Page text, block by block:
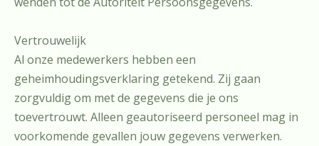
Vertrouwelijk
Al onze medewerkers hebben een
geheimhoudingsverklaring getekend. Zij gaan
zorgvuldig om met de gegevens die je ons
toevertrouwt. Alleen geautoriseerd personeel mag in
voorkomende gevallen jouw gegevens verwerken.